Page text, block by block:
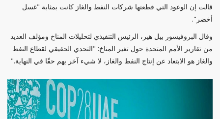
قالت إن الوعود التي قطعتها شركات النفط والغاز كانت بمثابة "غسل
أخضر".
وقال البروفيسور بيل هير، الرئيس التنفيذي لتحليلات المناخ ومؤلف العديد
من تقارير الأمم المتحدة حول تغير المناخ: "التحدي الحقيقي لقطاع النفط
والغاز هو الابتعاد عن إنتاج النفط والغاز، لا شيء آخر يهم حقًا في النهاية."